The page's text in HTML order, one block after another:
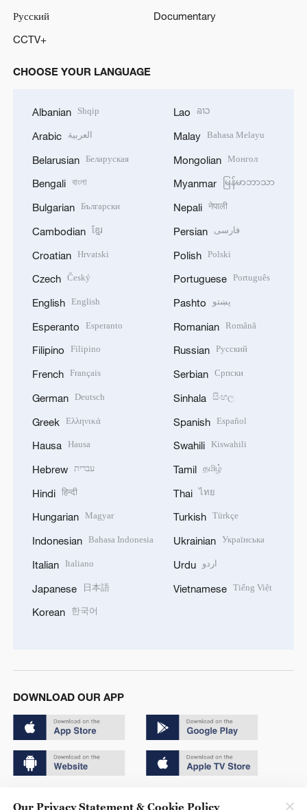
Русский
Documentary
CCTV+
CHOOSE YOUR LANGUAGE
Albanian Shqip
Arabic العربية
Belarusian Беларуская
Bengali বাংলা
Bulgarian Български
Cambodian ខ្មែរ
Croatian Hrvatski
Czech Český
English English
Esperanto Esperanto
Filipino Filipino
French Français
German Deutsch
Greek Ελληνικά
Hausa Hausa
Hebrew עברית
Hindi हिन्दी
Hungarian Magyar
Indonesian Bahasa Indonesia
Italian Italiano
Japanese 日本語
Korean 한국어
Lao ລາວ
Malay Bahasa Melayu
Mongolian Монгол
Myanmar မြန်မာဘာသာ
Nepali नेपाली
Persian فارسی
Polish Polski
Portuguese Português
Pashto پښتو
Romanian Română
Russian Русский
Serbian Српски
Sinhala සිංහල
Spanish Español
Swahili Kiswahili
Tamil தமிழ்
Thai ไทย
Turkish Türkçe
Ukrainian Українська
Urdu اردو
Vietnamese Tiếng Việt
DOWNLOAD OUR APP
Our Privacy Statement & Cookie Policy